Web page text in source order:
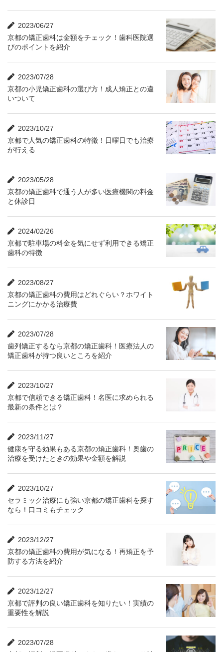
2023/06/27
京都の矯正歯科は金額をチェック！歯科医院選
びのポイントを紹介
2023/07/28
京都の小児矯正歯科の選び方！成人矯正との違
いついて
2023/10/27
京都で人気の矯正歯科の特徴！日曜日でも治療
が行える
2023/05/28
京都の矯正歯科で通う人が多い医療機関の料金
と休診日
2024/02/26
京都で駐車場の料金を気にせず利用できる矯正
歯科の特徴
2023/08/27
京都の矯正歯科の費用はどれぐらい？ホワイト
ニングにかかる治療費
2023/07/28
歯列矯正するなら京都の矯正歯科！医療法人の
矯正歯科が持つ良いところを紹介
2023/10/27
京都で信頼できる矯正歯科！名医に求められる
最新の条件とは？
2023/11/27
健康を守る効果もある京都の矯正歯科！奥歯の
治療を受けたときの効果や金額を解説
2023/10/27
セラミック治療にも強い京都の矯正歯科を探す
なら！口コミもチェック
2023/12/27
京都の矯正歯科の費用が気になる！再矯正を予
防する方法を紹介
2023/12/27
京都で評判の良い矯正歯科を知りたい！実績の
重要性を解説
2023/07/28